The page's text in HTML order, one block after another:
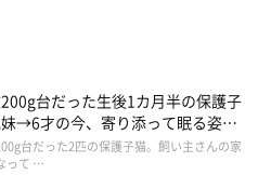
見つめるニャンコ。捕まえられな
？(ﾟ∀ﾟ)
台だった生後1カ月半の保護子
→6才の今、寄り添って眠る姿に
り！
台だった2匹の保護子猫。飼い主さんの家
って …